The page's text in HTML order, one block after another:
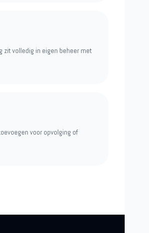
zit volledig in eigen beheer met
voor opvolging of